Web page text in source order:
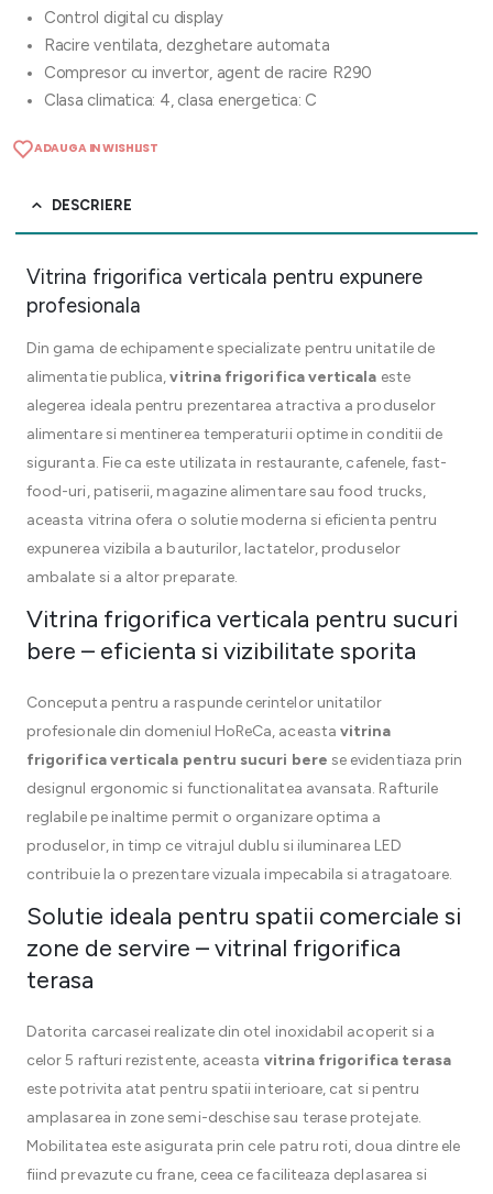
Control digital cu display
Racire ventilata, dezghetare automata
Compresor cu invertor, agent de racire R290
Clasa climatica: 4, clasa energetica: C
ADAUGA IN WISHLIST
DESCRIERE
Vitrina frigorifica verticala pentru expunere
profesionala
Din gama de echipamente specializate pentru unitatile de
alimentatie publica,vitrina frigorifica verticala este
alegerea ideala pentru prezentarea atractiva a produselor
alimentare si mentinerea temperaturii optime in conditii de
siguranta. Fie ca este utilizata in restaurante, cafenele, fast-
food-uri, patiserii, magazine alimentare sau food trucks,
aceasta vitrina ofera o solutie moderna si eficienta pentru
expunerea vizibila a bauturilor, lactatelor, produselor
ambalate si a altor preparate.
Vitrina frigorifica verticala pentru sucuri
bere – eficienta si vizibilitate sporita
Conceputa pentru a raspunde cerintelor unitatilor
profesionale din domeniul HoReCa, aceasta vitrina
frigorifica verticala pentru sucuri bere se evidentiaza prin
designul ergonomic si functionalitatea avansata. Rafturile
reglabile pe inaltime permit o organizare optima a
produselor, in timp ce vitrajul dublu si iluminarea LED
contribuie la o prezentare vizuala impecabila si atragatoare.
Solutie ideala pentru spatii comerciale si
zone de servire – vitrinal frigorifica
terasa
Datorita carcasei realizate din otel inoxidabil acoperit si a
celor 5 rafturi rezistente, aceasta vitrina frigorifica terasa
este potrivita atat pentru spatii interioare, cat si pentru
amplasarea in zone semi-deschise sau terase protejate.
Mobilitatea este asigurata prin cele patru roti, doua dintre ele
fiind prevazute cu frane, ceea ce faciliteaza deplasarea si